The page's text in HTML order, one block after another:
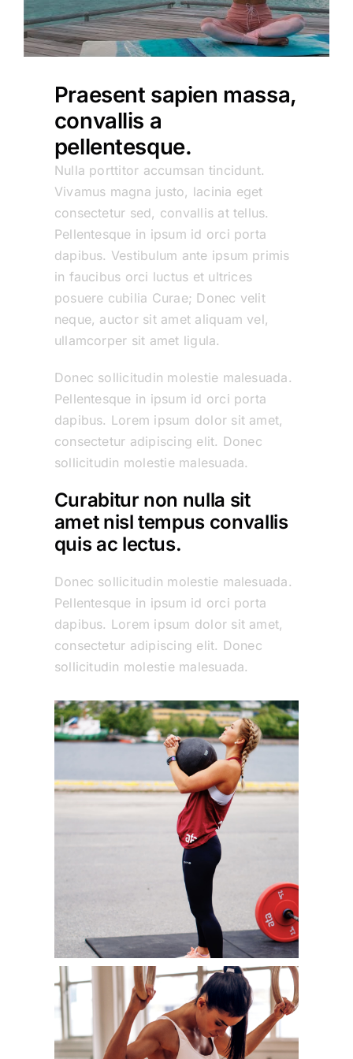
Praesent sapien massa,
convallis a
pellentesque.
Nulla porttitor accumsan tincidunt.
Vivamus magna justo, lacinia eget
consectetur sed, convallis at tellus.
Pellentesque in ipsum id orci porta
dapibus. Vestibulum ante ipsum primis
in faucibus orci luctus et ultrices
posuere cubilia Curae; Donec velit
neque, auctor sit amet aliquam vel,
ullamcorper sit amet ligula.
Donec sollicitudin molestie malesuada.
Pellentesque in ipsum id orci porta
dapibus. Lorem ipsum dolor sit amet,
consectetur adipiscing elit. Donec
sollicitudin molestie malesuada.
Curabitur non nulla sit
amet nisl tempus convallis
quis ac lectus.
Donec sollicitudin molestie malesuada.
Pellentesque in ipsum id orci porta
dapibus. Lorem ipsum dolor sit amet,
consectetur adipiscing elit. Donec
sollicitudin molestie malesuada.